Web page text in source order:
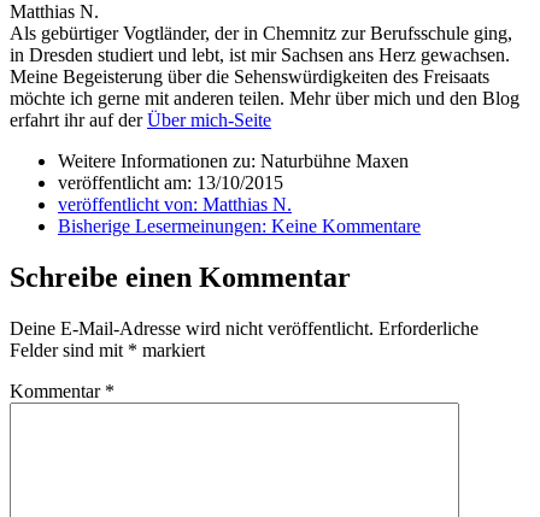
Matthias N.
Als gebürtiger Vogtländer, der in Chemnitz zur Berufsschule ging,
in Dresden studiert und lebt, ist mir Sachsen ans Herz gewachsen.
Meine Begeisterung über die Sehenswürdigkeiten des Freisaats
möchte ich gerne mit anderen teilen. Mehr über mich und den Blog
erfahrt ihr auf derÜber mich-Seite
Weitere Informationen zu: Naturbühne Maxen
veröffentlicht am: 13/10/2015
veröffentlicht von: Matthias N.
Bisherige Lesermeinungen: Keine Kommentare
Schreibe einen Kommentar
Deine E-Mail-Adresse wird nicht veröffentlicht. Erforderliche
Felder sind mit * markiert
Kommentar *